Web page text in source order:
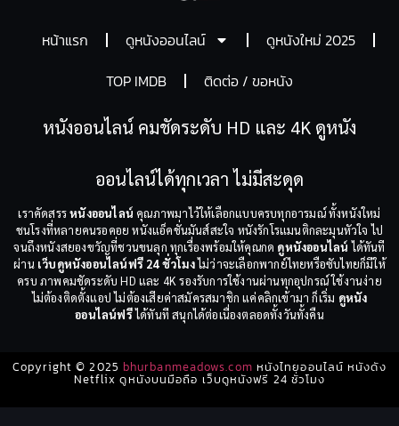
หน้าแรก ดูหนังออนไลน์
ดูหนังใหม่ 2025
TOP IMDB
ติดต่อ / ขอหนัง
หนังออนไลน์ คมชัดระดับ HD และ 4K ดูหนัง
ออนไลน์ได้ทุกเวลา ไม่มีสะดุด
เราคัดสรรหนังออนไลน์ คุณภาพมาไว้ให้เลือกแบบครบทุกอารมณ์ ทั้งหนังใหม่
ชนโรงที่หลายคนรอคอย หนังแอ็คชั่นมันส์สะใจ หนังรักโรแมนติกละมุนหัวใจ ไป
จนถึงหนังสยองขวัญที่ชวนขนลุก ทุกเรื่องพร้อมให้คุณกด ดูหนังออนไลน์ ได้ทันที
ผ่าน เว็บดูหนังออนไลน์ฟรี 24 ชั่วโมงไม่ว่าจะเลือกพากย์ไทยหรือซับไทยก็มีให้
ครบ ภาพคมชัดระดับ HD และ 4K รองรับการใช้งานผ่านทุกอุปกรณ์ ใช้งานง่าย
ไม่ต้องติดตั้งแอป ไม่ต้องเสียค่าสมัครสมาชิก แค่คลิกเข้ามา ก็เริ่ม ดูหนัง
ออนไลน์ฟรีได้ทันที สนุกได้ต่อเนื่องตลอดทั้งวันทั้งคืน
Copyright © 2025 bhurbanmeadows.com หนังไทยออนไลน์ หนังดัง
Netflix ดูหนังบนมือถือ เว็บดูหนังฟรี 24 ชั่วโมง